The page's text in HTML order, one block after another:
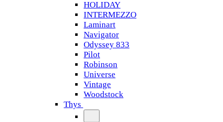
HOLIDAY
INTERMEZZO
Laminart
Navigator
Odyssey 833
Pilot
Robinson
Universe
Vintage
Woodstock
Thys